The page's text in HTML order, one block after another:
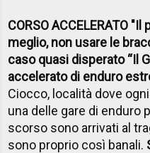
CORSO ACCELERATO
meglio, non usare le
caso quasi disperato “Il
accelerato di enduro
Ciocco, località dove ogni
una delle gare di enduro
scorso sono arrivati al
sono proprio così banali.